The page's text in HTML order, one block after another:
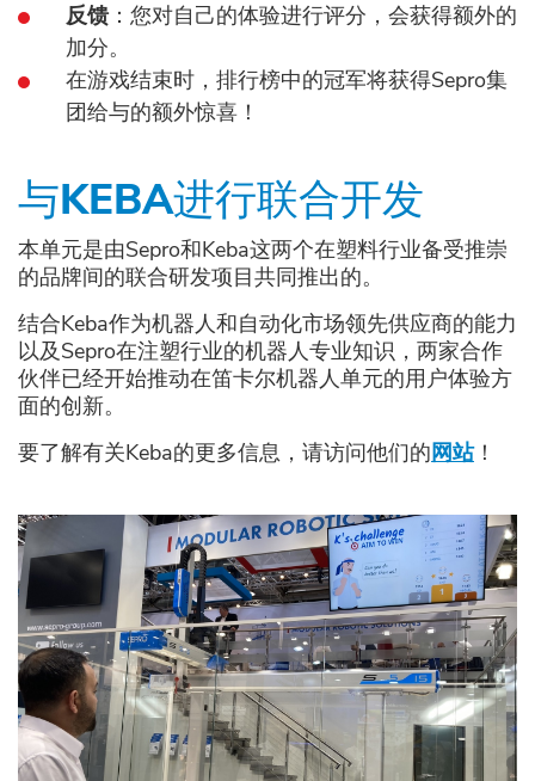
反馈：您对自己的体验进行评分，会获得额外的
加分。
在游戏结束时，排行榜中的冠军将获得Sepro集
团给与的额外惊喜！
与KEBA进行联合开发
本单元是由Sepro和Keba这两个在塑料行业备受推崇
的品牌间的联合研发项目共同推出的。
结合Keba作为机器人和自动化市场领先供应商的能力
以及Sepro在注塑行业的机器人专业知识，两家合作
伙伴已经开始推动在笛卡尔机器人单元的用户体验方
面的创新。
要了解有关Keba的更多信息，请访问他们的网站！